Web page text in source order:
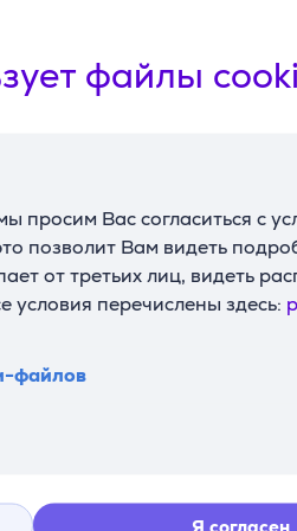
файлы
просим Вас согласиться с
позволит Вам видеть
от третьих лиц, видеть
условия перечислены здесь:
файлов
Я согласен
киберспортсменов. Форм-
клавишу с помощью
ее под свои нужды.
и быстрое соединение,
реакции.
долговечность и
чтобы Вы могли
подсветки
опыта.